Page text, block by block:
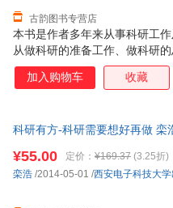
本书是作者多年来从事科研工
从做科研的准备工作、做科研
具四方面，系统地介绍了科研
一些独特经验和技巧。通过阅
年级大学生、硕士和博士研究
古韵图书专营店
加入购物车 收藏
科研有方-科研需要想好再做 栾
¥55.00 定价： ¥169.37 (3.25折)
栾浩 /2014-05-01 /西安电子科技大